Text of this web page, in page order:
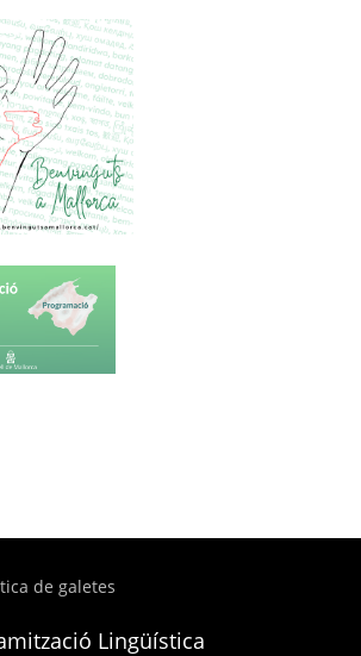
de galetes
Lingüística